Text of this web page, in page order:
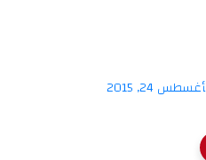
أغسطس 24, 2015